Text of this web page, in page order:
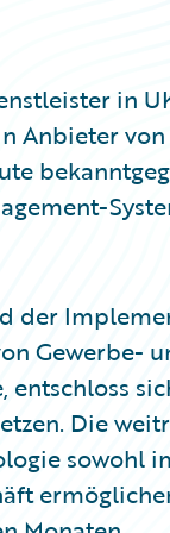
in
Anbieter
der
Gewerbe-
Die
sowohl